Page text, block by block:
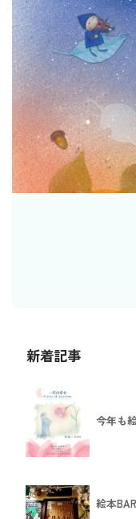
新着記事
今年も
絵本